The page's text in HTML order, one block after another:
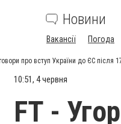
Новини
Вакансії Погода
про вступ України до ЄС після
10:51, 4 червня
FT -